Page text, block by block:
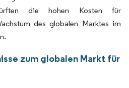
die hohen Kosten für
des globalen Marktes im
zum globalen Markt für